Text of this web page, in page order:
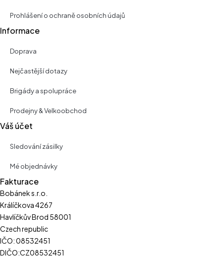
Prohlášení o ochraně osobních údajů
Informace
Doprava
Nejčastější dotazy
Brigády a spolupráce
Prodejny & Velkoobchod
Váš účet
Sledování zásilky
Mé objednávky
Fakturace
Bobánek s.r.o.
Králíčkova 4267
Havlíčkův Brod 58001
Czech republic
IČO: 08532451
DIČO:CZ08532451